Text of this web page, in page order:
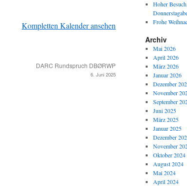
Kompletten Kalender ansehen
DARC Rundspruch DBØRWP
6. Juni 2025
Hoher
Frohe
Archiv
Mai 2026
April 2026
März 2026
Januar 2026
Dezember
November
September
Juni 2025
März 2025
Januar 2025
Dezember
November
Oktober 2024
August 2024
Mai 2024
April 2024